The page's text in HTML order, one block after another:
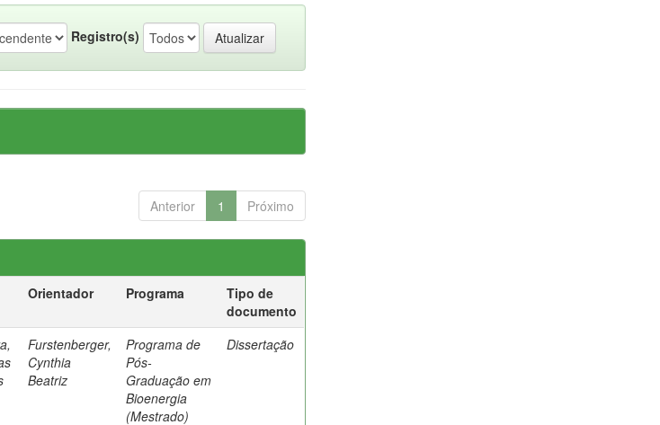
Registro(s)
Anterior 1 Próximo
Orientador Programa
Tipo de
documento
Furstenberger,
Cynthia
Beatriz
Programa de
Pós-
Graduação em
Bioenergia
(Mestrado)
Dissertação